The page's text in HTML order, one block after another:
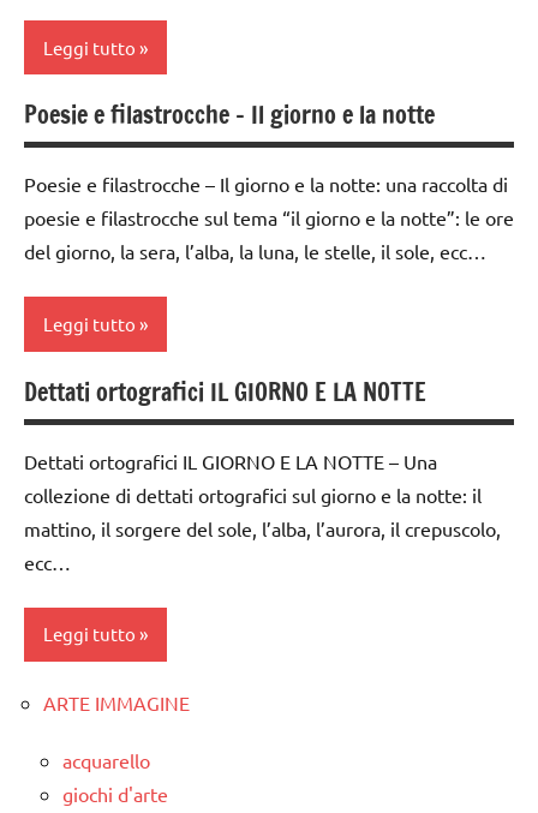
Universo
modellaggio
scienze:
TUTTI GLI
ARGOMENTI
PER ETA'
TUTTI GLI
ARTICOLI
Universo
GEOGRAFIA
LINGUAGGIO
Terra
TUTTI GLI
PER ETA'
ARTICOLI
Leggi tutto
classe
3a
classe
4a
classe
5a
anni
geografia
dettati
dettati
ortografici
GEOGRAFIA
TUTTI GLI
Poesie e filastrocche – Il giorno e la notte
Poesie e filastrocche – Il giorno e la notte: una raccolta di
poesie e filastrocche sul tema “il giorno e la notte”: le ore
del giorno, la sera, l’alba, la luna, le stelle, il sole, ecc…
Leggi tutto
classi
1a-5a
dai
3 ai
6
anni
GEOGRAFIA
LINGUAGGIO
poesie
Dettati ortografici IL GIORNO E LA NOTTE
Dettati ortografici IL GIORNO E LA NOTTE – Una
collezione di dettati ortografici sul giorno e la notte: il
mattino, il sorgere del sole, l’alba, l’aurora, il crepuscolo,
ecc…
Leggi tutto
classe
ARTE IMMAGINE
acquarello
giochi d'arte